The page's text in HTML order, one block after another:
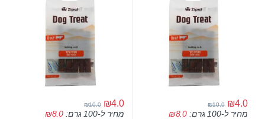
₪4.0
₪10.0
מחיר ל-100 גרם: ₪8.0
₪4.0
₪10.0
מחיר ל-100 גרם: ₪8.0